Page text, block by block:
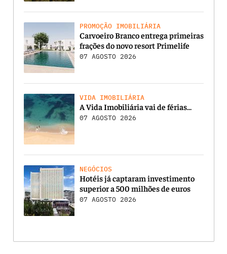
PROMOÇÃO IMOBILIÁRIA
Carvoeiro Branco entrega primeiras
frações do novo resort Primelife
07 AGOSTO 2026
VIDA IMOBILIÁRIA
A Vida Imobiliária vai de férias…
07 AGOSTO 2026
NEGÓCIOS
Hotéis já captaram investimento
superior a 500 milhões de euros
07 AGOSTO 2026